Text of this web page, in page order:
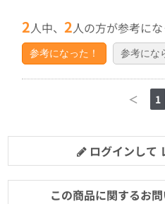
2人中、 2人の方が参考にな
参考になった！ 参考にな
＜ 1
ログインして
この商品に関するお